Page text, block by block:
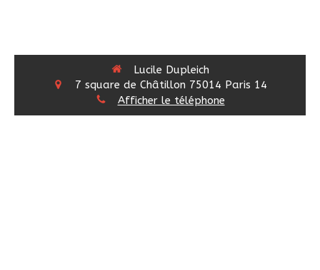
Lucile Dupleich
7 square de Châtillon 75014 Paris 14
Afficher le téléphone